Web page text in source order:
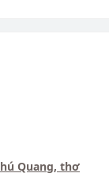
Quang, thơ